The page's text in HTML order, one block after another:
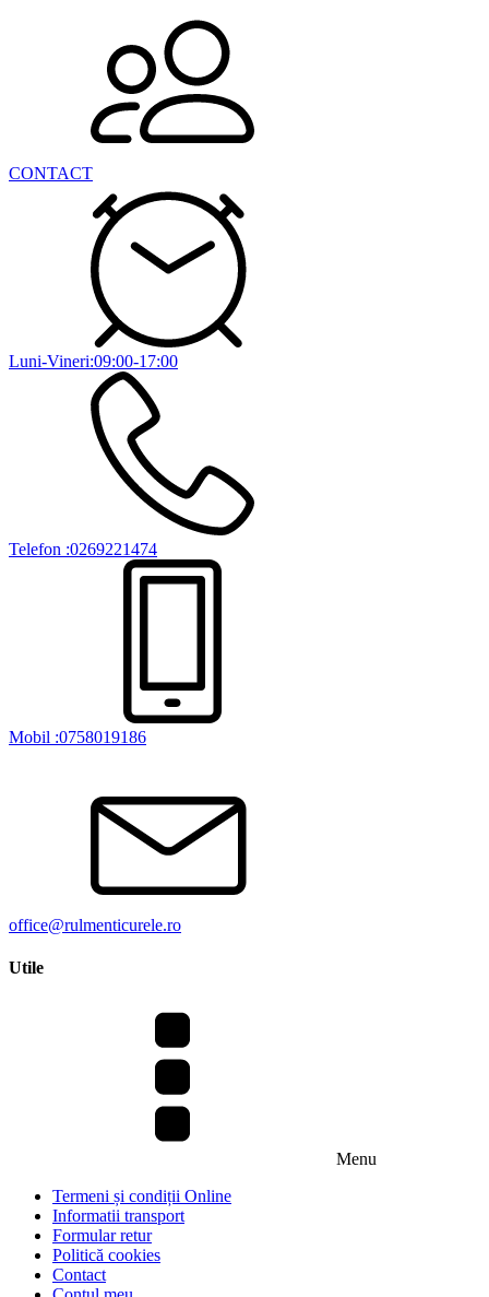
CONTACT
Luni-Vineri:09:00-17:00
Telefon :0269221474
Mobil :0758019186
office@rulmenticurele.ro
Utile
Menu
Termeni și condiții Online
Informatii transport
Formular retur
Politică cookies
Contact